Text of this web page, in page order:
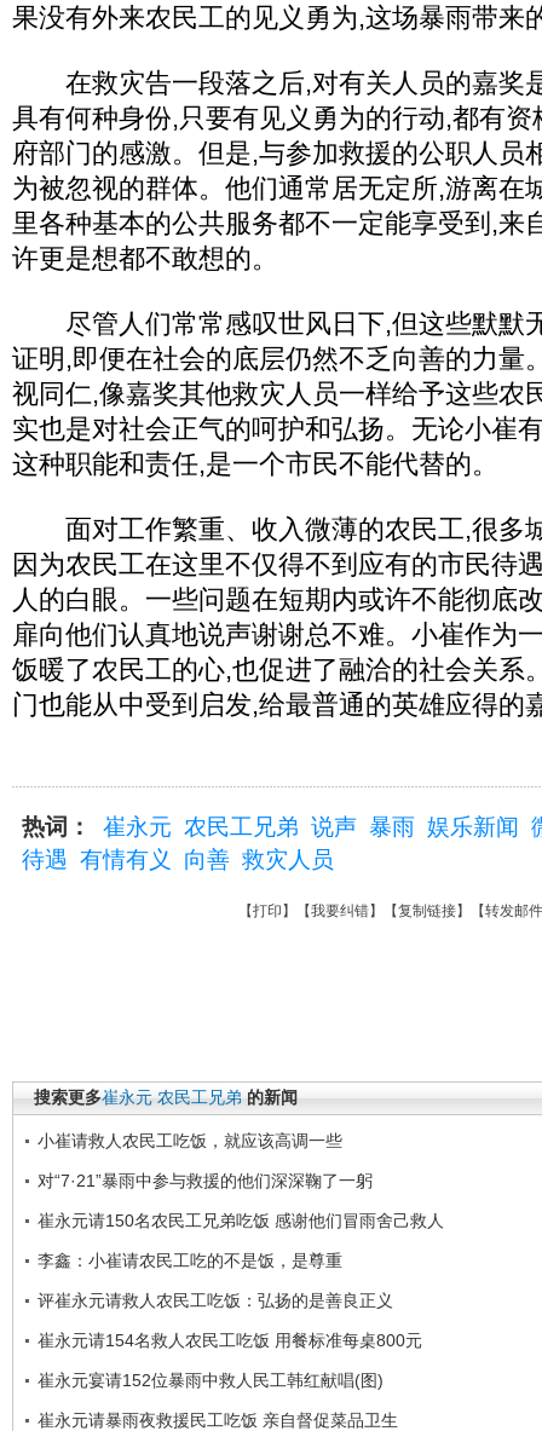
果没有外来农民工的见义勇为,这场暴雨带来
在救灾告一段落之后,对有关人员的嘉奖
具有何种身份,只要有见义勇为的行动,都有
府部门的感激。但是,与参加救援的公职人员
为被忽视的群体。他们通常居无定所,游离在
里各种基本的公共服务都不一定能享受到,来
许更是想都不敢想的。
尽管人们常常感叹世风日下,但这些默默
证明,即便在社会的底层仍然不乏向善的力量
视同仁,像嘉奖其他救灾人员一样给予这些农
实也是对社会正气的呵护和弘扬。无论小崔
这种职能和责任,是一个市民不能代替的。
面对工作繁重、收入微薄的农民工,很多
因为农民工在这里不仅得不到应有的市民待
人的白眼。一些问题在短期内或许不能彻底
扉向他们认真地说声谢谢总不难。小崔作为
饭暖了农民工的心,也促进了融洽的社会关系
门也能从中受到启发,给最普通的英雄应得的
热词： 崔永元 农民工兄弟 说声 暴雨 娱乐新闻
待遇 有情有义 向善 救灾人员
【打印 】【我要纠错】【复制链接】【转发邮件
搜索更多崔永元 农民工兄弟 的新闻
小崔请救人农民工吃饭，就应该高调一些
对“7·21”暴雨中参与救援的他们深深鞠了一躬
崔永元请150名农民工兄弟吃饭 感谢他们冒雨舍己救人
李鑫：小崔请农民工吃的不是饭，是尊重
评崔永元请救人农民工吃饭：弘扬的是善良正义
崔永元请154名救人农民工吃饭 用餐标准每桌800元
崔永元宴请152位暴雨中救人民工韩红献唱(图)
崔永元请暴雨夜救援民工吃饭 亲自督促菜品卫生